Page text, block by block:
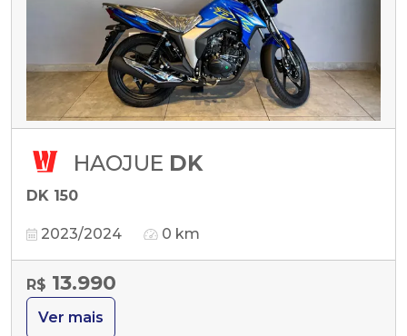
HAOJUE DK
DK 150
2023/2024 0 km
R$ 13.990
Ver mais